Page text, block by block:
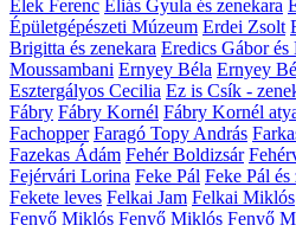
Elek Ferenc Éliás Gyula és zenekara
Épületgépészeti Múzeum Erdei Zsolt
Brigitta és zenekara Eredics Gábor
Moussambani Ernyey Béla Ernyey
Esztergályos Cecilia Ez is Csík -
Fábry Fábry Kornél Fábry Kornél
Fachopper Faragó Topy András
Fazekas Ádám Fehér Boldizsár
Fejérvári Lorina Feke Pál Feke Pál és
Fekete leves Felkai Jam Felkai Miklós
Fenyő Miklós Fenyő Miklós Fenyő